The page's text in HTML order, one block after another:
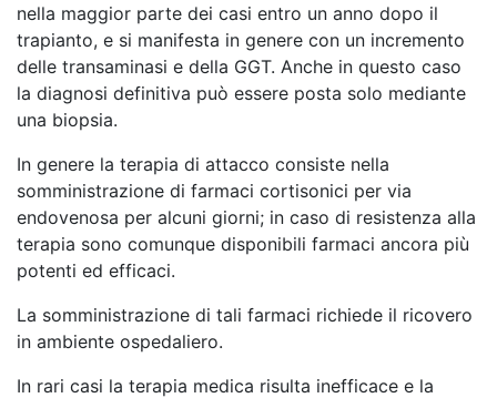
nella maggior parte dei casi entro un anno dopo il
trapianto, e si manifesta in genere con un incremento
delle transaminasi e della GGT. Anche in questo caso
la diagnosi definitiva può essere posta solo mediante
una biopsia.
In genere la terapia di attacco consiste nella
somministrazione di farmaci cortisonici per via
endovenosa per alcuni giorni; in caso di resistenza alla
terapia sono comunque disponibili farmaci ancora più
potenti ed efficaci.
La somministrazione di tali farmaci richiede il ricovero
in ambiente ospedaliero.
In rari casi la terapia medica risulta inefficace e la